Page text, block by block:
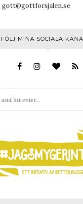
gott@gottforsjalen.se
FÖLJ MINA SOCIALA